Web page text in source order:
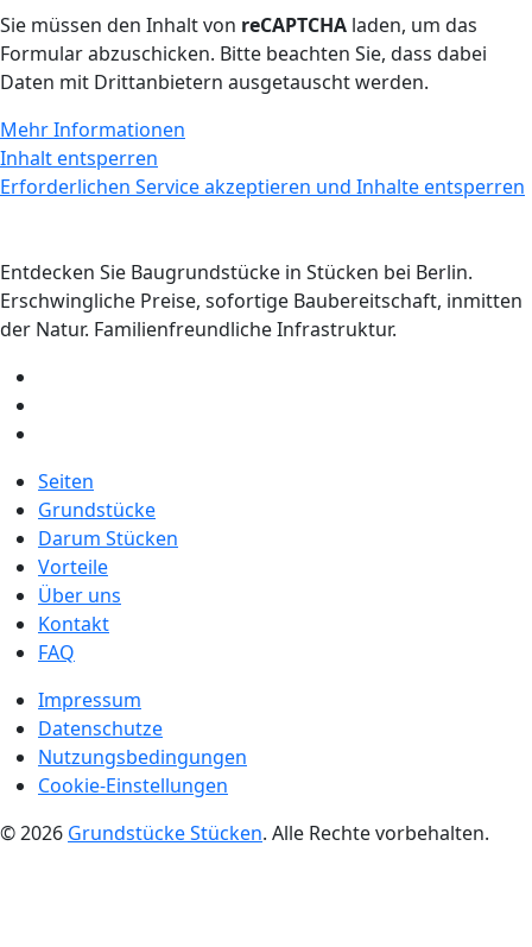
Sie müssen den Inhalt von reCAPTCHA laden, um das
Formular abzuschicken. Bitte beachten Sie, dass dabei
Daten mit Drittanbietern ausgetauscht werden.
Mehr Informationen
Inhalt entsperren
Erforderlichen Service akzeptieren und Inhalte entsperren
Entdecken Sie Baugrundstücke in Stücken bei Berlin.
Erschwingliche Preise, sofortige Baubereitschaft, inmitten
der Natur. Familienfreundliche Infrastruktur.
Seiten
Grundstücke
Darum Stücken
Vorteile
Über uns
Kontakt
FAQ
Impressum
Datenschutze
Nutzungsbedingungen
Cookie-Einstellungen
© 2026 Grundstücke Stücken. Alle Rechte vorbehalten.